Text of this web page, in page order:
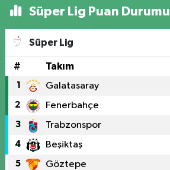
Süper Lig Puan Durumu
Süper Lig
# Takım
1 Galatasaray
2 Fenerbahçe
3 Trabzonspor
4 Beşiktaş
5 Göztepe